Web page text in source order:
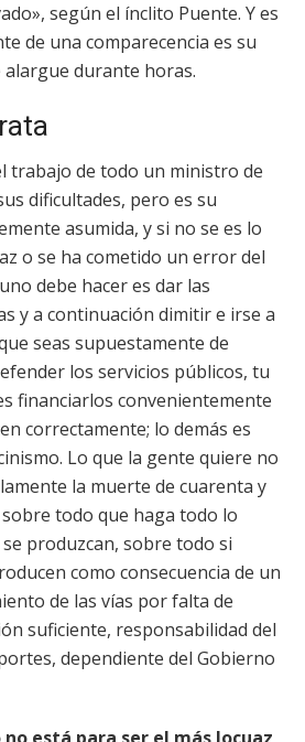
según el ínclito Puente. Y es
de una comparecencia es su
alargue durante horas.
trabajo de todo un ministro de
dificultades, pero es su
asumida, y si no se es lo
o se ha cometido un error del
debe hacer es dar las
y a continuación dimitir e irse a
seas supuestamente de
los servicios públicos, tu
financiarlos convenientemente
correctamente; lo demás es
Lo que la gente quiere no
la muerte de cuarenta y
todo que haga todo lo
produzcan, sobre todo si
como consecuencia de un
de las vías por falta de
suficiente, responsabilidad del
dependiente del Gobierno